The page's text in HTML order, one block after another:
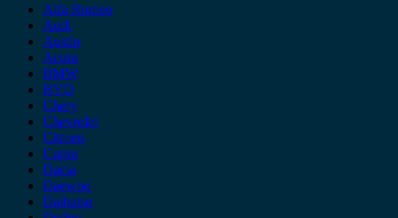
Alfa Romeo
Audi
Austin
Acura
BMW
BYD
Chery
Chevrolet
Citroen
Cupra
Dacia
Daewoo
Daihatsu